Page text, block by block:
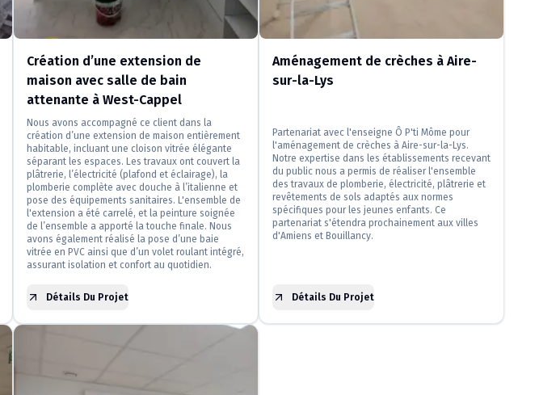
Création d’une extension de
maison avec salle de bain
attenante à West-Cappel
Nous avons accompagné ce client dans la
création d’une extension de maison entièrement
habitable, incluant une cloison vitrée élégante
séparant les espaces. Les travaux ont couvert la
plâtrerie, l’électricité (plafond et éclairage), la
plomberie complète avec douche à l’italienne et
pose des équipements sanitaires. L'ensemble de
l'extension a été carrelé, et la peinture soignée
de l’ensemble a apporté la touche finale. Nous
avons également réalisé la pose d’une baie
vitrée en PVC ainsi que d’un volet roulant intégré,
assurant isolation et confort au quotidien.
Détails Du Projet
Aménagement de crèches à Aire-
sur-la-Lys
Partenariat avec l'enseigne Ô P'ti Môme pour
l'aménagement de crèches à Aire-sur-la-Lys.
Notre expertise dans les établissements recevant
du public nous a permis de réaliser l'ensemble
des travaux de plomberie, électricité, plâtrerie et
revêtements de sols adaptés aux normes
spécifiques pour les jeunes enfants. Ce
partenariat s'étendra prochainement aux villes
d'Amiens et Bouillancy.
Détails Du Projet